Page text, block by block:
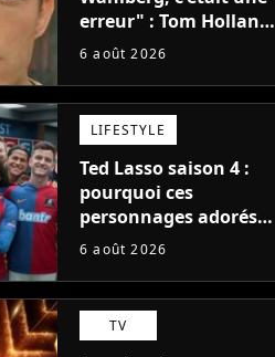
erreur" : Tom Holland,
la star de Spider-Man,
blockbuster
6 août 2026
LIFESTYLE
Ted Lasso saison 4 :
pourquoi ces
personnages adorés
des fans ne sont pas
6 août 2026
TV